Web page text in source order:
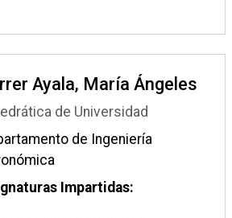
Ayala, María Ángeles
de Universidad
de Ingeniería
Impartidas: